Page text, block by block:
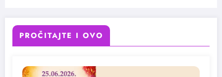
PROČITAJTE I OVO